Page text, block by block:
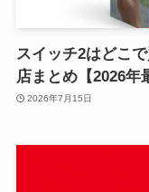
スイッチ2はどこ
店まとめ【2026年
2026年7月15日